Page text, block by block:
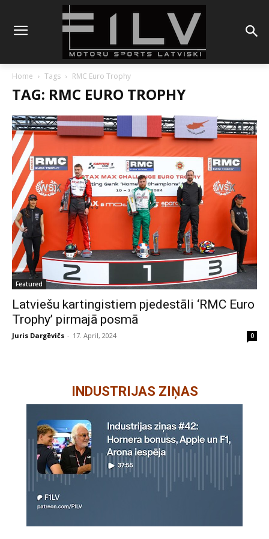
Home Tags RMC Euro Trophy
TAG: RMC EURO TROPHY
Featured
Latviešu kartingistiem pjedestāli ‘RMC Euro
Trophy’ pirmajā posmā
Juris Dargēvičs - 17. April, 2024 0
INDUSTRIJAS ZIŅAS